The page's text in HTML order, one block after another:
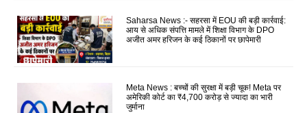
Saharsa News :- सहरसा में EOU की बड़ी कार्रवाई:
आय से अधिक संपत्ति मामले में शिक्षा विभाग के DPO
अजीत अमर हरिजन के कई ठिकानों पर छापेमारी
Meta News : बच्चों की सुरक्षा में बड़ी चूक! Meta पर
अमेरिकी कोर्ट का ₹4,700 करोड़ से ज्यादा का भारी
जुर्माना